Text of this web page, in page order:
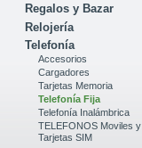
Regalos y Bazar
Relojería
Telefonía
Accesorios
Cargadores
Tarjetas Memoria
Telefonía Fija
Telefonía Inalámbrica
TELEFONOS Moviles y
Tarjetas SIM